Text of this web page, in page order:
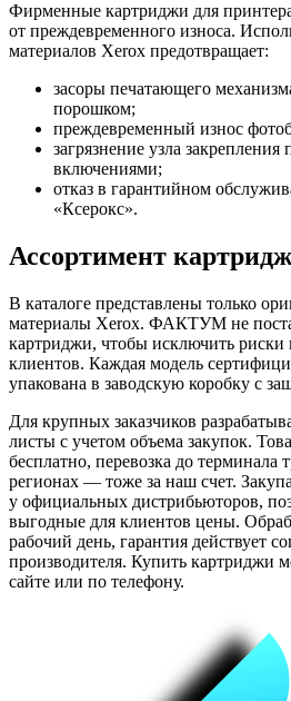
Фирменные картриджи для
от преждевременного износа.
материалов Xerox предотвращает:
засоры печатающего
порошком;
преждевременный износ
загрязнение узла
включениями;
отказ в гарантийном
«Ксерокс».
Ассортимент
В каталоге представлены только
материалы Xerox. ФАКТУМ не
картриджи, чтобы исключить риски
клиентов. Каждая модель
упакована в заводскую коробку с
Для крупных заказчиков
листы с учетом объема закупок.
бесплатно, перевозка до терминала
регионах — тоже за наш счет.
у официальных дистрибьюторов,
выгодные для клиентов цены.
рабочий день, гарантия действует
производителя. Купить картриджи
сайте или по телефону.